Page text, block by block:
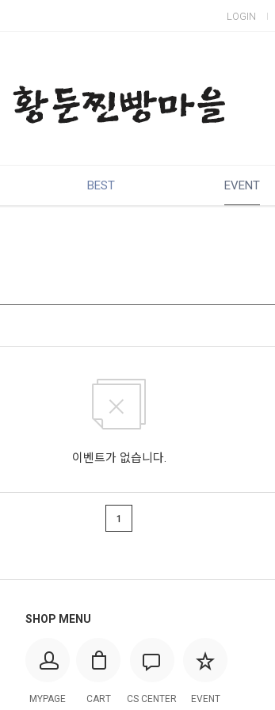
LOGIN
BEST EVENT
이벤트가 없습니다.
1
SHOP MENU
MYPAGE CART CS CENTER EVENT